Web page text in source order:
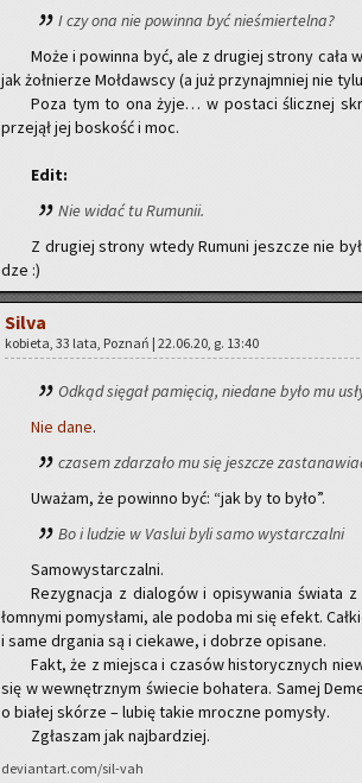
I czy ona nie po­win­na być nie­śmier­tel­na?
Może i po­win­na być, ale z dru­giej stro­ny cała
jak żoł­nie­rze Moł­daw­scy (a już przy­naj­mniej nie
Poza tym to ona żyje… w po­sta­ci ślicz­nej
prze­jął jej bo­skość i moc.
Edit:
Nie widać tu Ru­mu­nii.
Z dru­giej stro­ny wtedy Ru­mu­ni jesz­cze nie
dze :)
Silva
ko­bie­ta, 33 lata, Po­znań | 22.06.20, g. 13:40
Odkąd się­gał pa­mię­cią, nie­da­ne było mu
Nie dane.
cza­sem zda­rza­ło mu się jesz­cze
Uwa­żam, że po­win­no być: “jak by to było”.
Bo i lu­dzie w Va­slui byli samo wy­star­czal­ni
Sa­mo­wy­star­czal­ni.
Re­zy­gna­cja z dia­lo­gów i opi­sy­wa­nia świa­ta
łom­ny­mi po­my­sła­mi, ale po­do­ba mi się efekt.
i same drga­nia są i cie­ka­we, i do­brze opi­sa­ne.
Fakt, że z miej­sca i cza­sów hi­sto­rycz­nych
się w we­wnętrz­nym świe­cie bo­ha­te­ra. Samej
o bia­łej skó­rze – lubię takie mrocz­ne po­my­sły.
Zgła­szam jak naj­bar­dziej.
deviantart.com/sil-vah